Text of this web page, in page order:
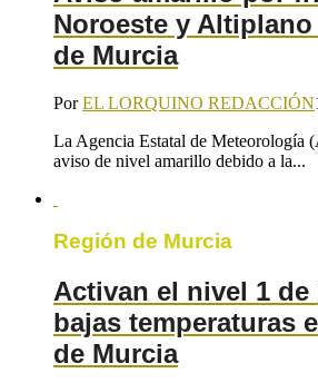
Noroeste y
de Murcia
PorEL LORQUINO REDACCIÓN
La Agencia Estatal de Meteorología
aviso de nivel amarillo debido a la...
Región de Murcia
Activan el nivel 1
bajas temperaturas
de Murcia